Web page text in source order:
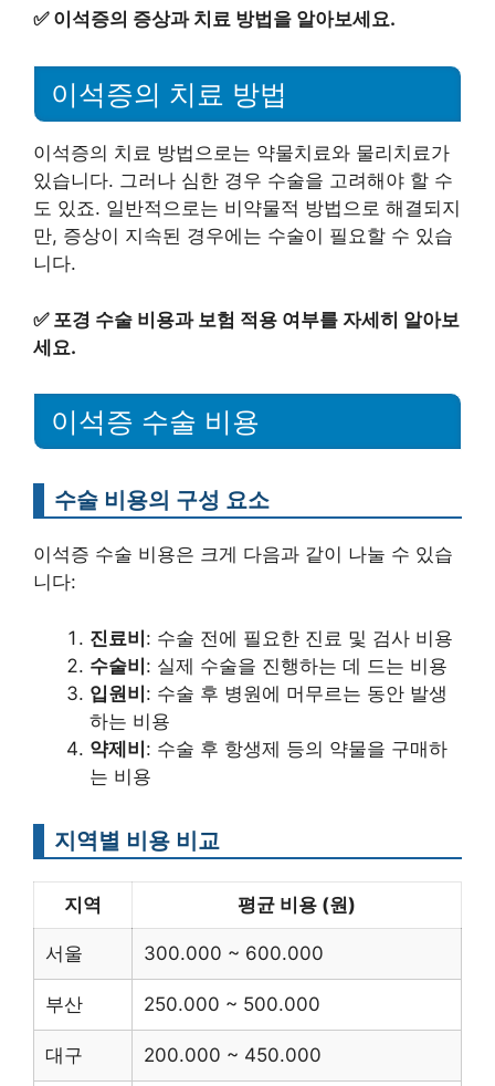
✅ 이석증의 증상과 치료 방법을 알아보세요.
이석증의 치료 방법
이석증의 치료 방법으로는 약물치료와 물리치료가
있습니다. 그러나 심한 경우 수술을 고려해야 할 수
도 있죠. 일반적으로는 비약물적 방법으로 해결되지
만, 증상이 지속된 경우에는 수술이 필요할 수 있습
니다.
✅ 포경 수술 비용과 보험 적용 여부를 자세히 알아보
세요.
이석증 수술 비용
수술 비용의 구성 요소
이석증 수술 비용은 크게 다음과 같이 나눌 수 있습
니다:
진료비: 수술 전에 필요한 진료 및 검사 비용
수술비: 실제 수술을 진행하는 데 드는 비용
입원비: 수술 후 병원에 머무르는 동안 발생
하는 비용
약제비: 수술 후 항생제 등의 약물을 구매하
는 비용
지역별 비용 비교
지역 평균 비용 (원)
서울 300.000 ~ 600.000
부산 250.000 ~ 500.000
대구 200.000 ~ 450.000